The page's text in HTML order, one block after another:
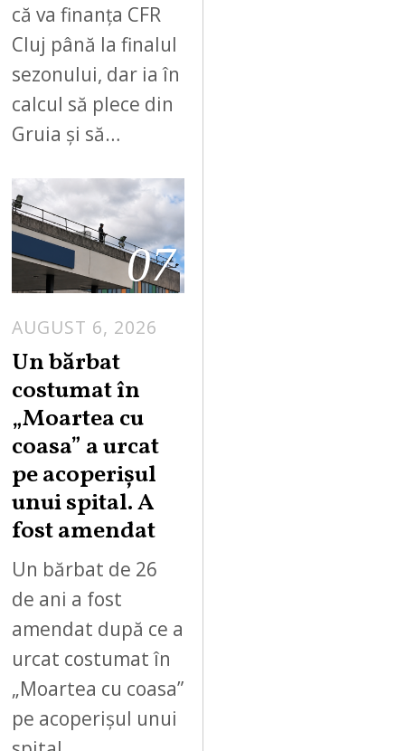
că va finanța CFR
Cluj până la finalul
sezonului, dar ia în
calcul să plece din
Gruia și să…
07
AUGUST 6, 2026
Un bărbat
costumat în
„Moartea cu
coasa” a urcat
pe acoperișul
unui spital. A
fost amendat
Un bărbat de 26
de ani a fost
amendat după ce a
urcat costumat în
„Moartea cu coasa”
pe acoperișul unui